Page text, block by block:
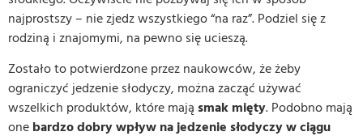
najprostszy – nie zjedz wszystkiego “na raz”. Podziel się z
rodziną i znajomymi, na pewno się ucieszą.
Zostało to potwierdzone przez naukowców, że żeby
ograniczyć jedzenie słodyczy, można zacząć używać
wszelkich produktów, które mają smak mięty. Podobno mają
one bardzo dobry wpływ na jedzenie słodyczy w ciągu